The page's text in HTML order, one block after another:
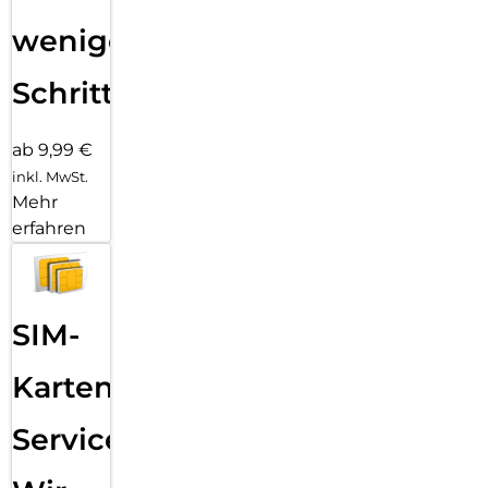
wenigen
Schritten
ab 9,99 €
inkl. MwSt.
Mehr
erfahren
SIM-
Karten
Service: